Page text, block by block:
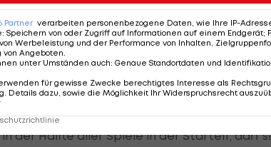
Alexander Schlagerals Nummer eins in die
in der Hälfte aller Spiele in der Startelf, darf
Partner verarbeiten personenbezogene Daten, wie Ihre IP-
: Speichern von oder Zugriff auf Informationen auf einem Endgerät;
Werbeleistung und der Performance von Inhalten,
von Angeboten.
unter Umständen auch: Genaue Standortdaten und
für gewisse Zwecke berechtigtes Interesse als
Details dazu, sowie die Möglichkeit Ihr Widerspruchsrecht